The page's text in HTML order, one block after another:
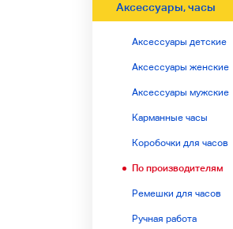
Аксессуары, часы
Аксессуары детские
Аксессуары женские
Аксессуары мужские
Карманные часы
Коробочки для часов
По производителям
Ремешки для часов
Ручная работа